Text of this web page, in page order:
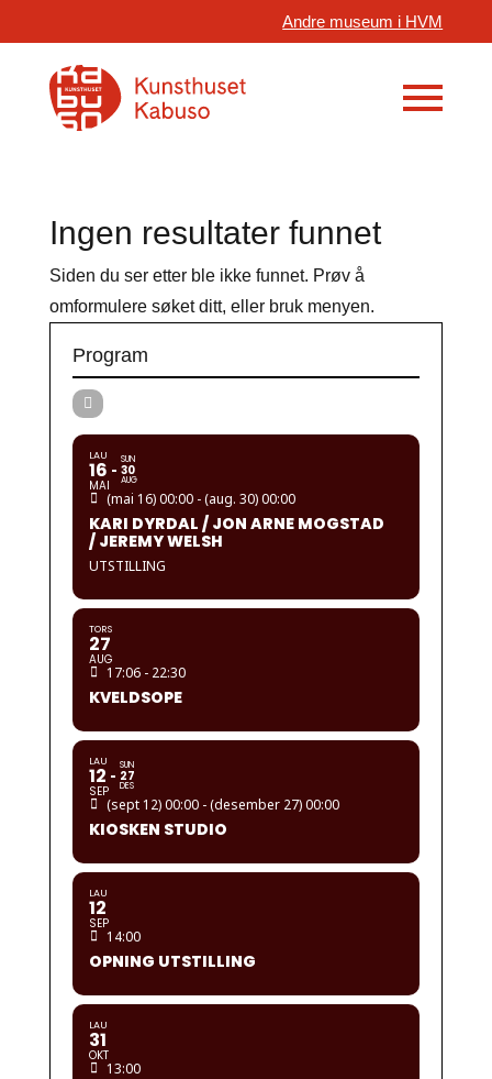
Andre museum i HVM
Ingen resultater funnet
Siden du ser etter ble ikke funnet. Prøv å
omformulere søket ditt, eller bruk menyen.
Program
LAU
16
MAI
SUN
30
AUG
(mai 16) 00:00 - (aug. 30) 00:00
KARI DYRDAL / JON ARNE MOGSTAD
/ JEREMY WELSH
UTSTILLING
TORS
27
AUG
17:06 - 22:30
KVELDSOPE
LAU
12
SEP
SUN
27
DES
(sept 12) 00:00 - (desember 27) 00:00
KIOSKEN STUDIO
LAU
12
SEP
14:00
OPNING UTSTILLING
LAU
31
OKT
13:00